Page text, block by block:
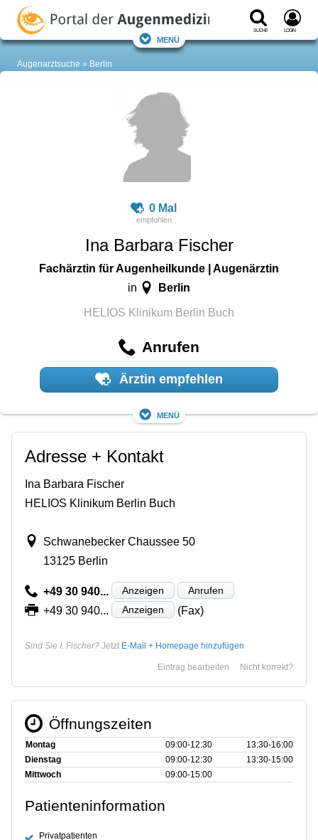
Suche Login
Menü
Augenarztsuche Berlin
0 Mal
Ina Barbara Fischer
Fachärztin für Augenheilkunde | Augenärztin
in Berlin
HELIOS Klinikum Berlin Buch
Anrufen
Ärztin empfehlen
Menü
Adresse + Kontakt
Ina Barbara Fischer
HELIOS Klinikum Berlin Buch
Schwanebecker Chaussee 50
13125 Berlin
+49 30 940... Anzeigen Anrufen
+49 30 940... Anzeigen (Fax)
Sind Sie I. Fischer? Jetzt E-Mail + Homepage hinzufügen
Nicht korrekt?
Eintrag bearbeiten
Öffnungszeiten
Montag 09:00‑12:30
13:30‑16:00
Dienstag
09:00‑12:30
13:30‑15:00
Mittwoch
09:00‑15:00
Patienteninformation
Privatpatienten